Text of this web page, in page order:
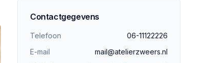
Contactgegevens
Telefoon
06-11122226
E-mail
mail@atelierzweers.nl